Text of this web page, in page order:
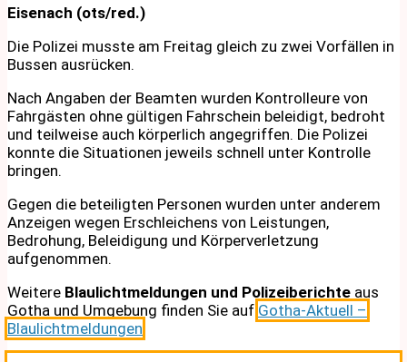
Eisenach (ots/red.)
Die Polizei musste am Freitag gleich zu zwei Vorfällen in
Bussen ausrücken.
Nach Angaben der Beamten wurden Kontrolleure von
Fahrgästen ohne gültigen Fahrschein beleidigt, bedroht
und teilweise auch körperlich angegriffen. Die Polizei
konnte die Situationen jeweils schnell unter Kontrolle
bringen.
Gegen die beteiligten Personen wurden unter anderem
Anzeigen wegen Erschleichens von Leistungen,
Bedrohung, Beleidigung und Körperverletzung
aufgenommen.
Weitere Blaulichtmeldungen und Polizeiberichte aus
Gotha und Umgebung finden Sie auf Gotha-Aktuell –
Blaulichtmeldungen